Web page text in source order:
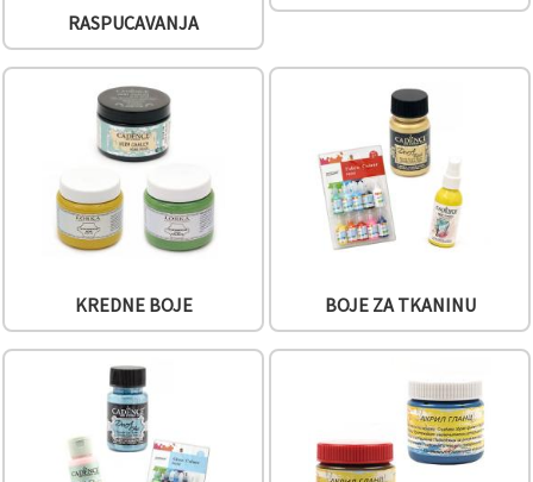
RASPUCAVANJA
KREDNE BOJE BOJE ZA TKANINU